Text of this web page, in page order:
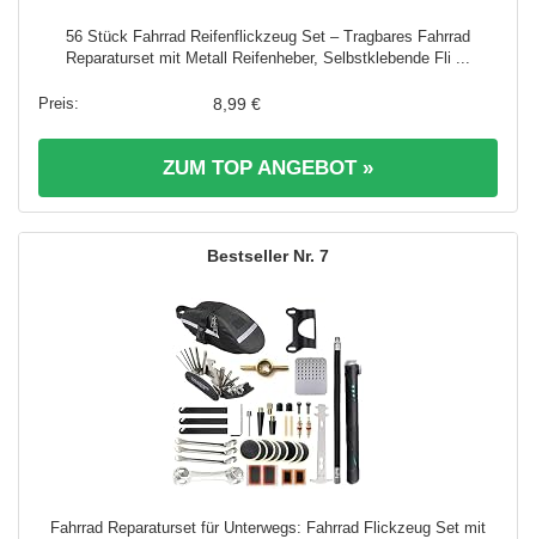
56 Stück Fahrrad Reifenflickzeug Set – Tragbares Fahrrad
Reparaturset mit Metall Reifenheber, Selbstklebende Fli ...
8,99 €
ZUM TOP ANGEBOT »
7
Fahrrad Reparaturset für Unterwegs: Fahrrad Flickzeug Set mit